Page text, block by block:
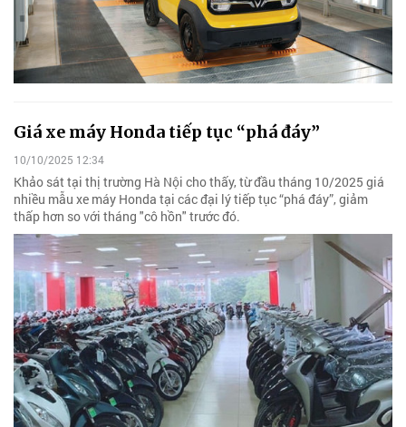
Giá xe máy Honda tiếp tục “phá đáy”
10/10/2025 12:34
Khảo sát tại thị trường Hà Nội cho thấy, từ đầu tháng 10/2025 giá
nhiều mẫu xe máy Honda tại các đại lý tiếp tục “phá đáy”, giảm
thấp hơn so với tháng "cô hồn" trước đó.